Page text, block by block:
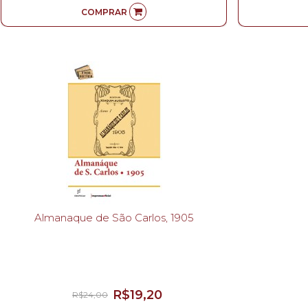
COMPRAR
Almanaque de São Carlos, 1905
R$19,20
R$24,00